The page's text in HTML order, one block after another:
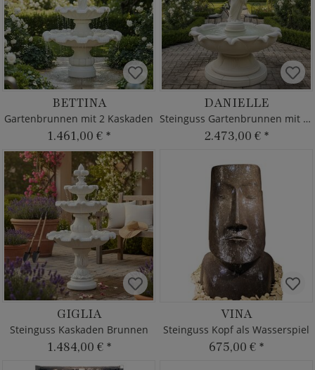
BETTINA
Gartenbrunnen mit 2 Kaskaden
1.461,00 € *
DANIELLE
Steinguss Gartenbrunnen mit Frau
2.473,00 € *
GIGLIA
Steinguss Kaskaden Brunnen
1.484,00 € *
VINA
Steinguss Kopf als Wasserspiel
675,00 € *